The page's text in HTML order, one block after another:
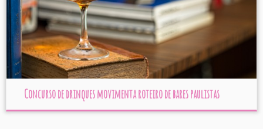
Concurso de drinques movimenta roteiro de bares paulistas